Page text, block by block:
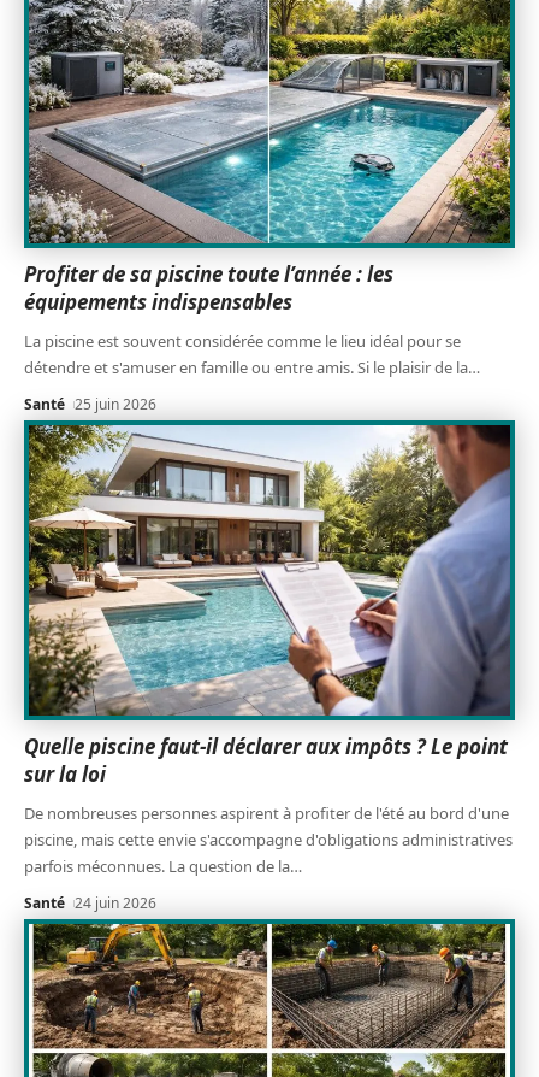
Profiter de sa piscine toute l’année : les
équipements indispensables
La piscine est souvent considérée comme le lieu idéal pour se
détendre et s'amuser en famille ou entre amis. Si le plaisir de la…
Santé 25 juin 2026
Quelle piscine faut-il déclarer aux impôts ? Le point
sur la loi
De nombreuses personnes aspirent à profiter de l'été au bord d'une
piscine, mais cette envie s'accompagne d'obligations administratives
parfois méconnues. La question de la…
Santé 24 juin 2026